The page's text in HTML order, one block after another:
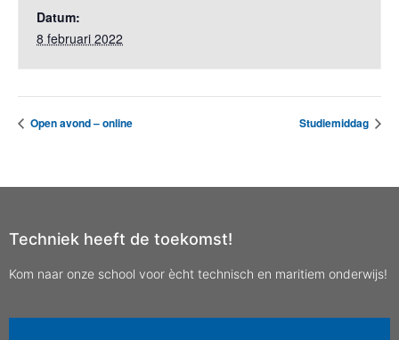
Datum:
8 februari 2022
Open avond – online Studiemiddag
Techniek heeft de toekomst!
Kom naar onze school voor ècht technisch en maritiem onderwijs!